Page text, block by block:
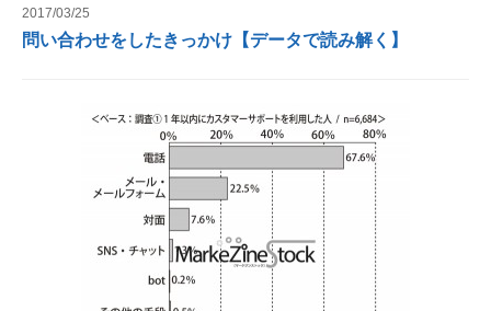
2017/03/25
問い合わせをしたきっかけ【データで読み解く】